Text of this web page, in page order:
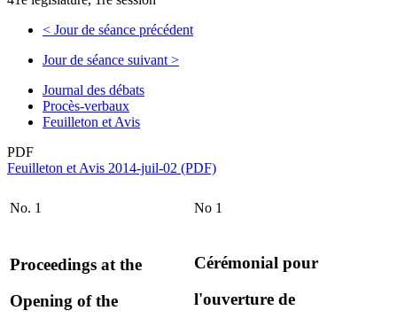
< Jour de séance précédent
Jour de séance suivant >
Journal des débats
Procès-verbaux
Feuilleton et Avis
PDF
Feuilleton et Avis 2014-juil-02 (PDF)
No. 1 No 1
Proceedings at the
Opening of the
Cérémonial pour
l'ouverture de